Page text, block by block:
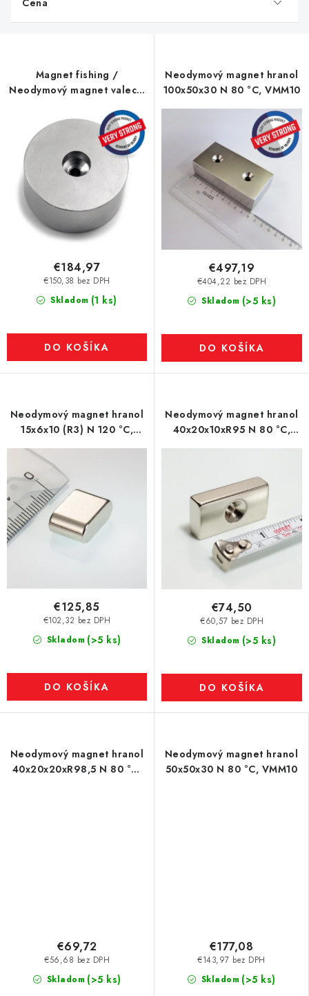
s
o
Cena
Magnet fishing /
Neodymový magnet valec s
VMM8-N45
Skladom (1 ks)
€150,38 bez DPH
€184,97
DO KOŠÍKA
Neodymový magnet hranol
100x50x30 N 80 °C, VMM10
Skladom (>5 ks)
€404,22 bez DPH
€497,19
DO KOŠÍKA
Neodymový magnet hranol
15x6x10 (R3) N 120 °C,
VMM4H-N35H
Skladom (>5 ks)
€102,32 bez DPH
€125,85
DO KOŠÍKA
Neodymový magnet hranol
40x20x10xR95 N 80 °C,
VMM10-N50
Skladom (>5 ks)
€60,57 bez DPH
€74,50
DO KOŠÍKA
Neodymový magnet hranol
40x20x20xR98,5 N 80 °C,
Skladom (>5 ks)
€56,68 bez DPH
€69,72
Neodymový magnet hranol
50x50x30 N 80 °C, VMM10
Skladom (>5 ks)
€143,97 bez DPH
€177,08